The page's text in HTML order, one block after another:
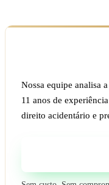
Nossa equipe analisa
11 anos de
direito acidentário e